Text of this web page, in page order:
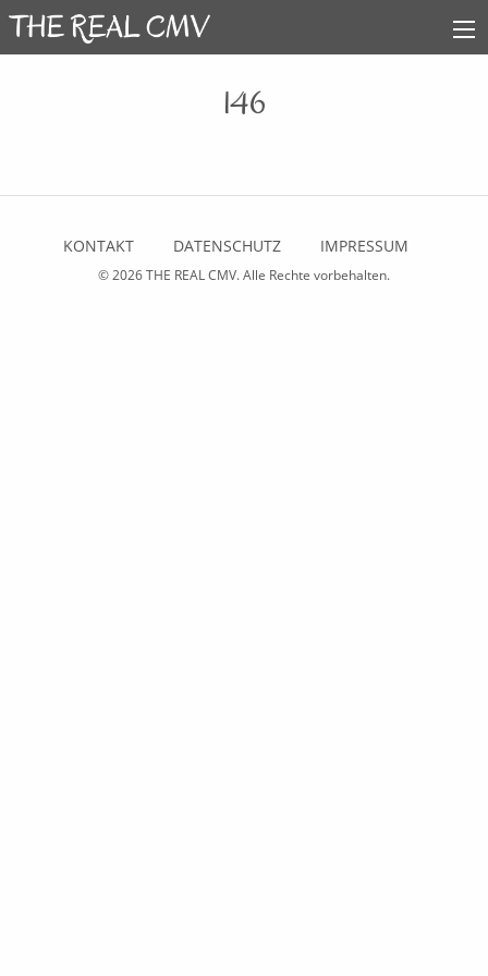
146
KONTAKT DATENSCHUTZ IMPRESSUM
© 2026THE REAL CMV. Alle Rechte vorbehalten.